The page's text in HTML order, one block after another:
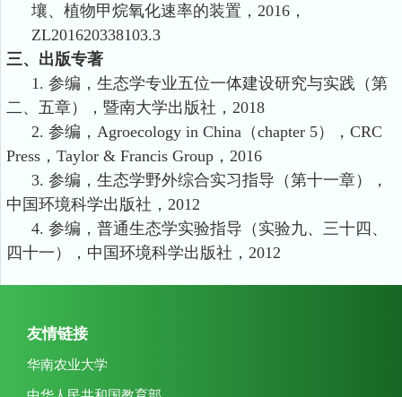
壤、植物甲烷氧化速率的装置，2016，
ZL201620338103.3
三、 出版专著
1. 参编，生态学专业五位一体建设研究与实践（第
二、五章），暨南大学出版社， 2018
2. 参编， Agroecology in China （chapter 5）， CRC
Press ， Taylor & Francis Group ， 2016
3. 参编，生态学野外综合实习指导（第十一章），
中国环境科学出版社， 2012
4. 参编，普通生态学实验指导（实验九、三十四、
四十一），中国环境科学出版社， 2012
友情链接
华南农业大学